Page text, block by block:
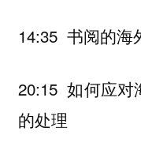
14:35 书阅的海
20:15 如何应对
的处理